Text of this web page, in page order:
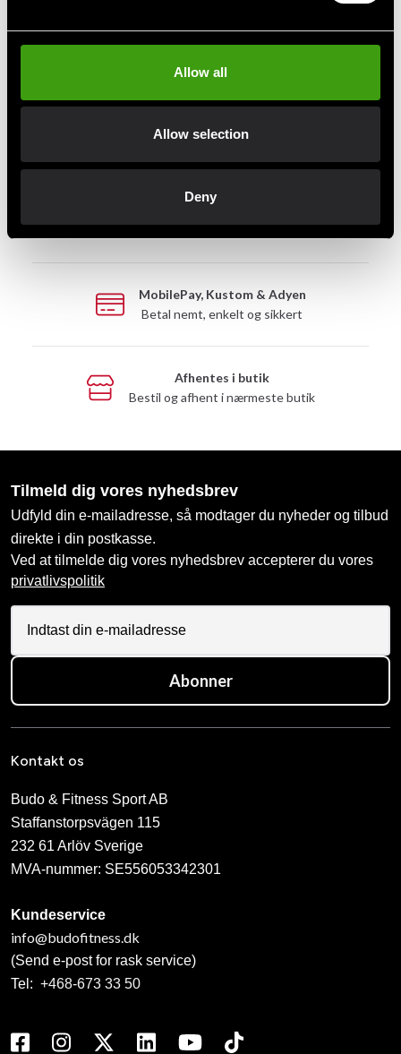
Allow all
Allow selection
Deny
Hurtig levering
MobilePay, Kustom & Adyen
Betal nemt, enkelt og sikkert
Afhentes i butik
Bestil og afhent i nærmeste butik
Tilmeld dig vores nyhedsbrev
Udfyld din e-mailadresse, så modtager du nyheder og tilbud
direkte i din postkasse.
Ved at tilmelde dig vores nyhedsbrev accepterer du vores
privatlivspolitik
Abonner
Kontakt os
Budo & Fitness Sport AB
Staffanstorpsvägen 115
232 61 Arlöv Sverige
MVA-nummer: SE556053342301
Kundeservice
info@budofitness.dk
(Send e-post for rask service)
Tel: +468-673 33 50